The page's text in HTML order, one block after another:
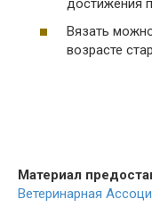
Вязать
возрасте
Материал
Ветеринарная